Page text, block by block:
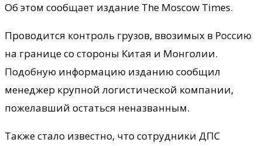
Об этом сообщает издание The Moscow Times.
Проводится контроль грузов, ввозимых в Россию
на границе со стороны Китая и Монголии.
Подобную информацию изданию сообщил
менеджер крупной логистической компании,
пожелавший остаться неназванным.
Также стало известно, что сотрудники ДПС